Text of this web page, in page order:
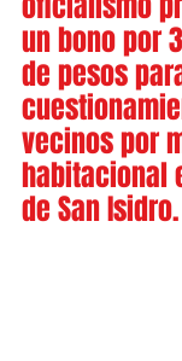
un bono por
de pesos
vecinos por
habitacional
de San Isidro.